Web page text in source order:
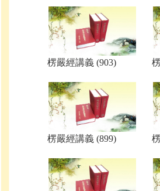
楞嚴經講義 (903)
楞嚴經講義 (899)